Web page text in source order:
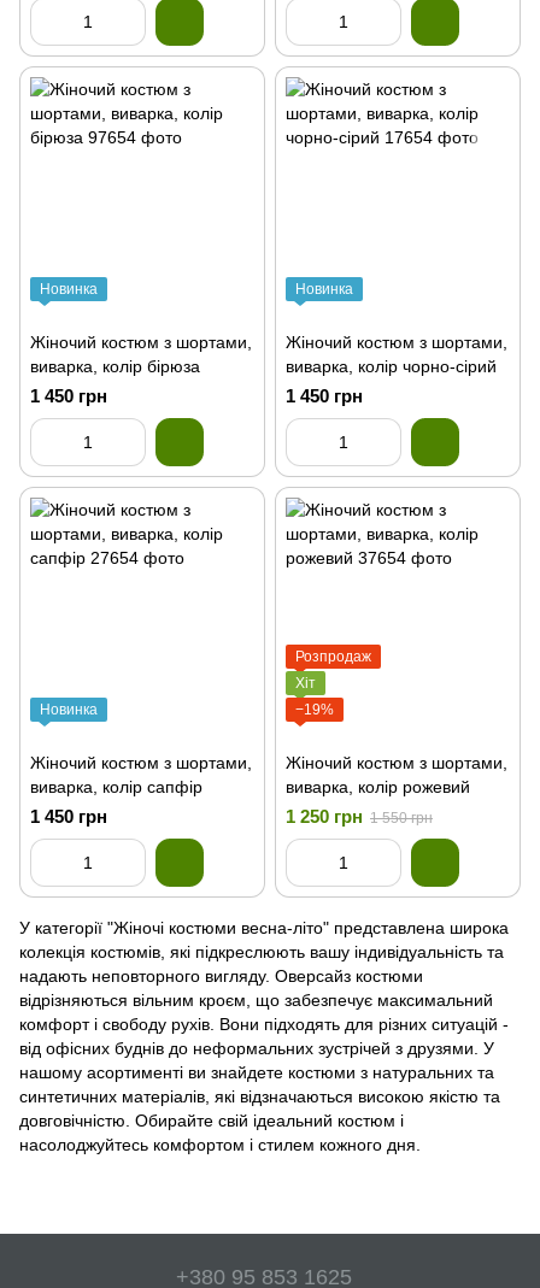
Новинка
Жіночий костюм з шортами,
виварка, колір бірюза
1 450 грн
Новинка
Жіночий костюм з шортами,
виварка, колір чорно-сірий
1 450 грн
Новинка
Жіночий костюм з шортами,
виварка, колір сапфір
1 450 грн
Розпродаж
Хіт
−19%
Жіночий костюм з шортами,
виварка, колір рожевий
1 250 грн 1 550 грн
У категорії "Жіночі костюми весна-літо" представлена широка
колекція костюмів, які підкреслюють вашу індивідуальність та
надають неповторного вигляду. Оверсайз костюми
відрізняються вільним кроєм, що забезпечує максимальний
комфорт і свободу рухів. Вони підходять для різних ситуацій -
від офісних буднів до неформальних зустрічей з друзями. У
нашому асортименті ви знайдете костюми з натуральних та
синтетичних матеріалів, які відзначаються високою якістю та
довговічністю. Обирайте свій ідеальний костюм і
насолоджуйтесь комфортом і стилем кожного дня.
+380 95 853 1625